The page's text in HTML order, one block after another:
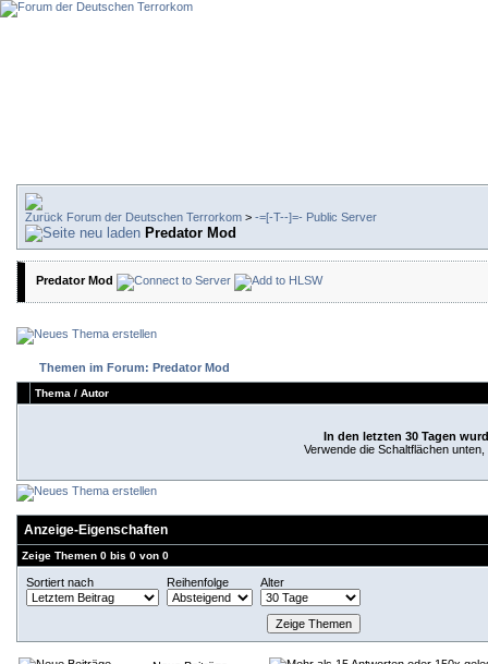
Forum der Deutschen Terrorkom > -=[-T--]=- Public Server
Predator Mod
Predator Mod
Themen im Forum: Predator Mod
Thema / Autor
In den letzten 30 Tagen
Verwende die Schaltflächen
Anzeige-Eigenschaften
Zeige Themen 0 bis 0 von 0
Sortiert nach Reihenfolge Alter